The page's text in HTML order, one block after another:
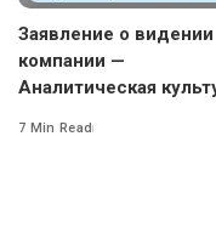
Заявление о видении
компании —
Аналитическая
7 Min Read